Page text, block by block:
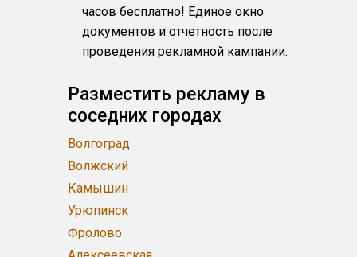
часов бесплатно! Единое окно
документов и отчетность после
проведения рекламной кампании.
Разместить рекламу в
соседних городах
Волгоград
Волжский
Камышин
Урюпинск
Фролово